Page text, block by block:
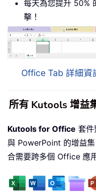
每天為您提升 50%
擊！
Office Tab 詳細
所有 Kutools 增益
Kutools for Office 套
與 PowerPoint 的增益
合需要跨多個 Office 應